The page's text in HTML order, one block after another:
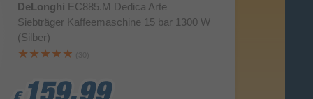
DeLonghi EC885.M Dedica Arte
Siebträger Kaffeemaschine 15 bar 1300 W
(Silber)